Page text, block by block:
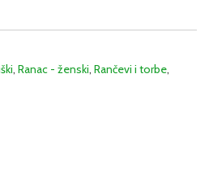
, Ranac - ženski, Rančevi i torbe,